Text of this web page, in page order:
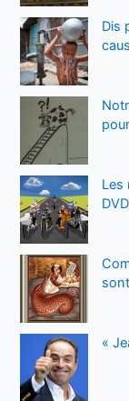
Dis
Les
DVD
«